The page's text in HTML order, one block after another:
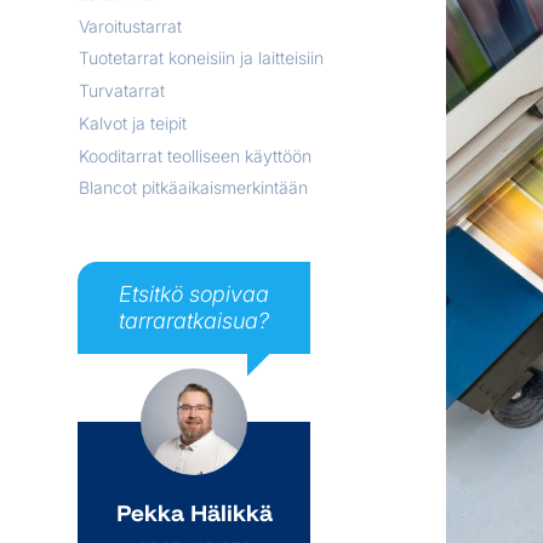
Varoitustarrat
Tuotetarrat koneisiin ja laitteisiin
Turvatarrat
Kalvot ja teipit
Kooditarrat teolliseen käyttöön
Blancot pitkäaikaismerkintään
Etsitkö sopivaa
tarraratkaisua?
Pekka Hälikkä